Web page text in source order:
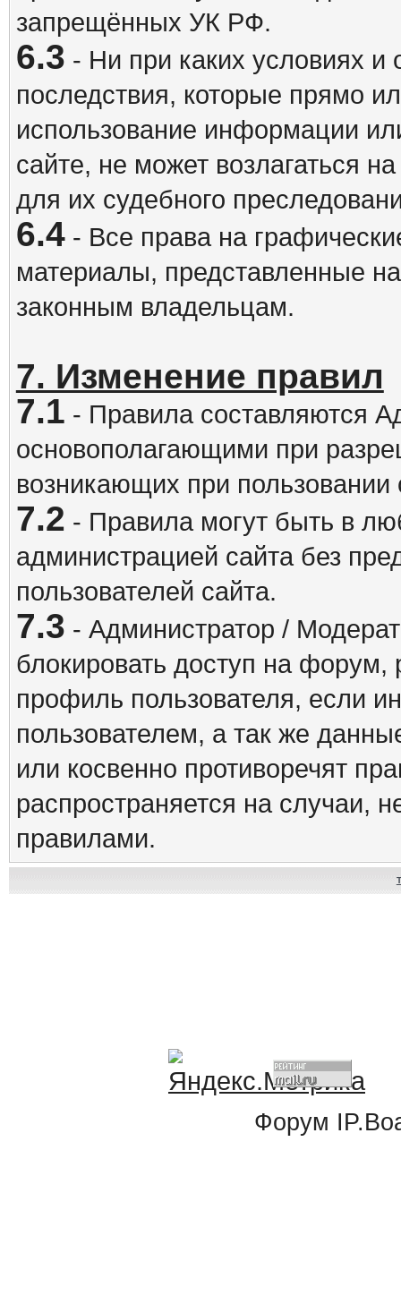
запрещённых УК РФ.
6.3 - Ни при каких условиях и
последствия, которые прямо
использование информации
сайте, не может возлагаться
для их судебного
6.4- Все права на
материалы, представленные
законным владельцам.
7. Изменение правил
7.1 - Правила составляются
основополагающими при
возникающих при пользовании
7.2 - Правила могут быть в
администрацией сайта без
пользователей сайта.
7.3 - Администратор /
блокировать доступ на форум,
профиль пользователя, если
пользователем, а так же
или косвенно противоречят
распространяется на случаи,
правилами.
Форум